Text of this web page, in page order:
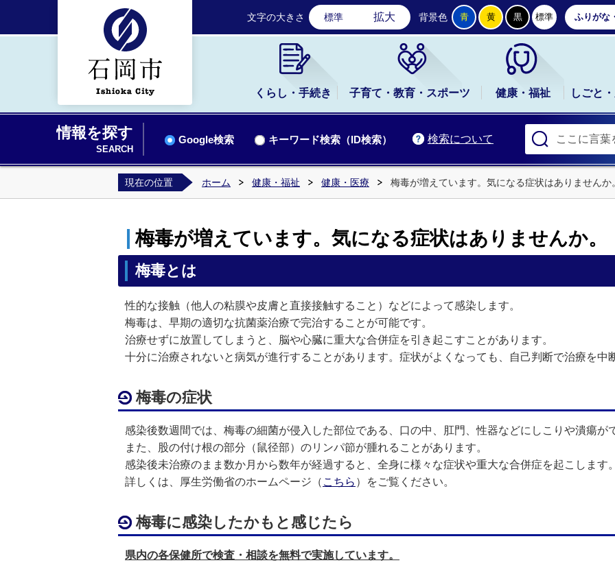
石岡市公式ホームページ
文字の大きさ 標準 拡大 背景色 青 黄 黒 標準 ふりがな
くらし・手続き 子育て・教育・スポーツ 健康・福祉 しごと
情報を探す
SEARCH
検索について
Google検索 キーワード検索（ID検索）
現在の位置 ホーム 健康・福祉 健康・医療 梅毒が増えています。気になる症状はありませんか
梅毒が増えています。気になる症状はありませんか。
梅毒とは
性的な接触（他人の粘膜や皮膚と直接接触すること）などによって感染します。
梅毒は、早期の適切な抗菌薬治療で完治することが可能です。
治療せずに放置してしまうと、脳や心臓に重大な合併症を引き起こすことがあります。
十分に治療されないと病気が進行することがあります。症状がよくなっても、自己判断で治療を中
梅毒の症状
感染後数週間では、梅毒の細菌が侵入した部位である、口の中、肛門、性器などにしこりや潰瘍が
また、股の付け根の部分（鼠径部）のリンパ節が腫れることがあります。
感染後未治療のまま数か月から数年が経過すると、全身に様々な症状や重大な合併症を起こします
詳しくは、厚生労働省のホームページ（ こちら ）をご覧ください。
梅毒に感染したかもと感じたら
県内の各保健所で検査・相談を無料で実施しています。